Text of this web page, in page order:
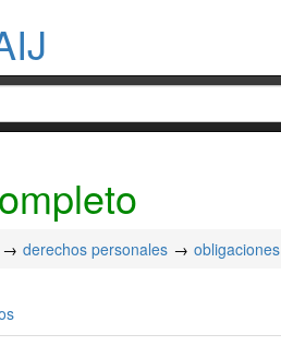
derechos personales obligaciones